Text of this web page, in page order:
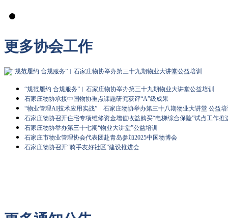
更多协会工作
“规范履约 合规服务”︱石家庄物协举办第三十九期物业大讲堂公益培训
石家庄物协承接中国物协重点课题研究获评“A”级成果
“物业管理AI技术应用实战”︱石家庄物协举办第三十八期物业大讲堂 公益
石家庄物协召开住宅专项维修资金增值收益购买“电梯综合保险”试点工作推
石家庄物协举办第三十七期“物业大讲堂”公益培训
石家庄市物业管理协会代表团赴青岛参加2025中国物博会
石家庄物协召开“骑手友好社区”建设推进会